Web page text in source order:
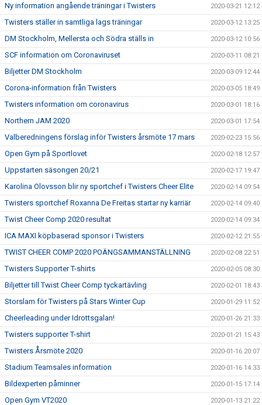
Ny information angående träningar i Twisters 2020-03-21 12:12
Twisters ställer in samtliga lags träningar 2020-03-12 13:25
DM Stockholm, Mellersta och Södra ställs in 2020-03-12 10:56
SCF information om Coronaviruset 2020-03-11 08:21
Biljetter DM Stockholm 2020-03-09 12:44
Corona-information från Twisters 2020-03-05 18:49
Twisters information om coronavirus 2020-03-01 18:16
Northern JAM 2020 2020-03-01 17:54
Valberedningens förslag inför Twisters årsmöte 17 mars 2020-02-23 15:56
Open Gym på Sportlovet 2020-02-18 12:57
Uppstarten säsongen 20/21 2020-02-17 19:47
Karolina Olovsson blir ny sportchef i Twisters Cheer Elite 2020-02-14 09:54
Twisters sportchef Roxanna De Freitas startar ny karriär 2020-02-14 09:40
Twist Cheer Comp 2020 resultat 2020-02-14 09:34
ICA MAXI köpbaserad sponsor i Twisters 2020-02-12 21:55
TWIST CHEER COMP 2020 POÄNGSAMMANSTÄLLNING 2020-02-08 22:51
Twisters Supporter T-shirts 2020-02-05 08:30
Biljetter till Twist Cheer Comp tyckartävling 2020-02-01 18:43
Storslam för Twisters på Stars Winter Cup 2020-01-29 11:52
Cheerleading under Idrottsgalan! 2020-01-26 21:33
Twisters supporter T-shirt 2020-01-21 15:43
Twisters Årsmöte 2020 2020-01-16 20:07
Stadium Teamsales information 2020-01-16 14:33
Bildexperten påminner 2020-01-15 17:14
Open Gym VT2020 2020-01-13 21:22